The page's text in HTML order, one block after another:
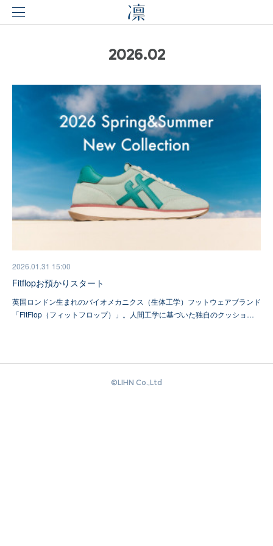
2026.02
2026.01.31 15:00
Fitflopお預かりスタート
英国ロンドン生まれのバイオメカニクス（生体工学）フットウェアブランド
「FitFlop（フィットフロップ）」。人間工学に基づいた独自のクッショ…
©️LIHN Co.,Ltd